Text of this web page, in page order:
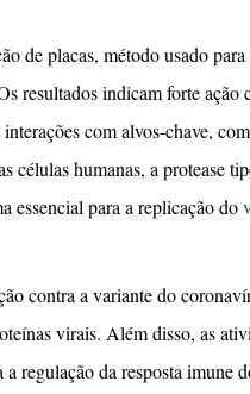
de placas, método usado
resultados indicam forte ação
interações com alvos-chave,
células humanas, a protease
essencial para a replicação do
contra a variante do
virais. Além disso, as
regulação da resposta imune